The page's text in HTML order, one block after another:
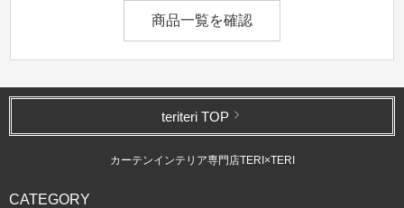
商品一覧を確認
teriteri TOP
カーテンインテリア専門店TERI×TERI
CATEGORY